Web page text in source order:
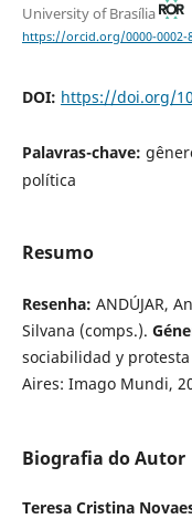
University of Brasília
https://orcid.org/0000-0002-
DOI: https://doi.org/
Palavras-chave:
política
Resumo
Resenha: ANDÚJAR,
Silvana (comps.).
sociabilidad y
Aires: Imago Mundi,
Biografia do Autor
Teresa Cristina